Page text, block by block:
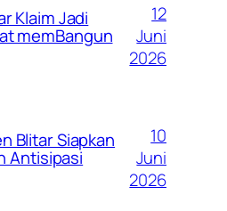
Klaim Jadi
memBangun
12
Juni
2026
Blitar Siapkan
Antisipasi
10
Juni
2026